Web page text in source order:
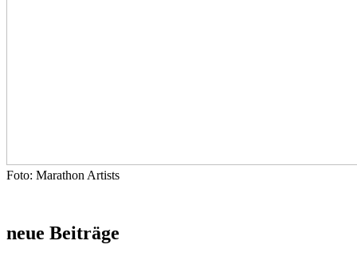
Foto: Marathon Artists
neue Beiträge